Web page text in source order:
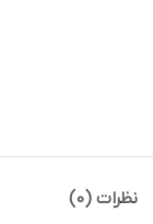
نظرات (0)